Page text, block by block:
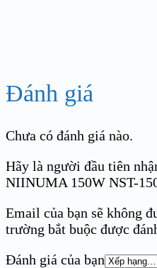
Đánh giá
Chưa có đánh giá nào.
Hãy là người đầu tiên
NIINUMA 150W NST-
Email của bạn sẽ không
trường bắt buộc được
Đánh giá của bạn